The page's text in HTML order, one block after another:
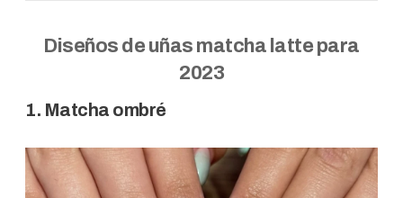
Diseños de uñas matcha latte para
2023
1. Matcha ombré